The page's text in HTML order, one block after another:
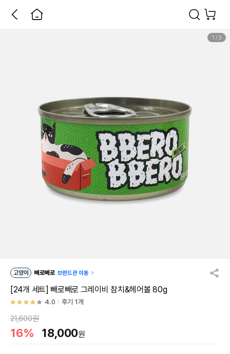
1 / 3
고양이 빼로빼로 브랜드관 이동
[24개 세트] 빼로빼로 그레이비 참치&헤어볼 80g
4.0 후기 1개
21,600원
16% 18,000원